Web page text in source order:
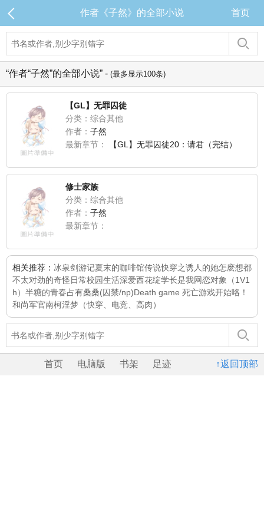
作者《子然》的全部小说 首页
“作者“子然”的全部小说” - (最多显示100条)
【GL】无罪囚徒
分类：综合其他
作者： 子然
最新章节：
【GL】无罪囚徒20：请君（完结）
修士家族
分类：综合其他
作者： 子然
最新章节：
相关推荐： 冰泉剑游记夏末的咖啡馆传说快穿之诱人的她怎麽想都
不太对劲的奇怪日常校园生活深爱西花绽学长是我网恋对象（1V1
h） 半糖的青春占有桑桑(囚禁/np)Death game 死亡游戏开始咯！
和尚军官南柯淫梦（快穿、电竞、高肉）
↑返回顶部
首页 电脑版 书架 足迹